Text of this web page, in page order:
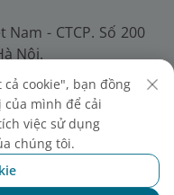
- CTCP. Số 200
Nội.
Fax: (+84-24)
nghiệp, mã số
ký lần đầu ngày
lần thứ 10 ngày
Thành phố Hà Nội.
cookie", bạn đồng
mình để cải
việc sử dụng
chúng tôi.